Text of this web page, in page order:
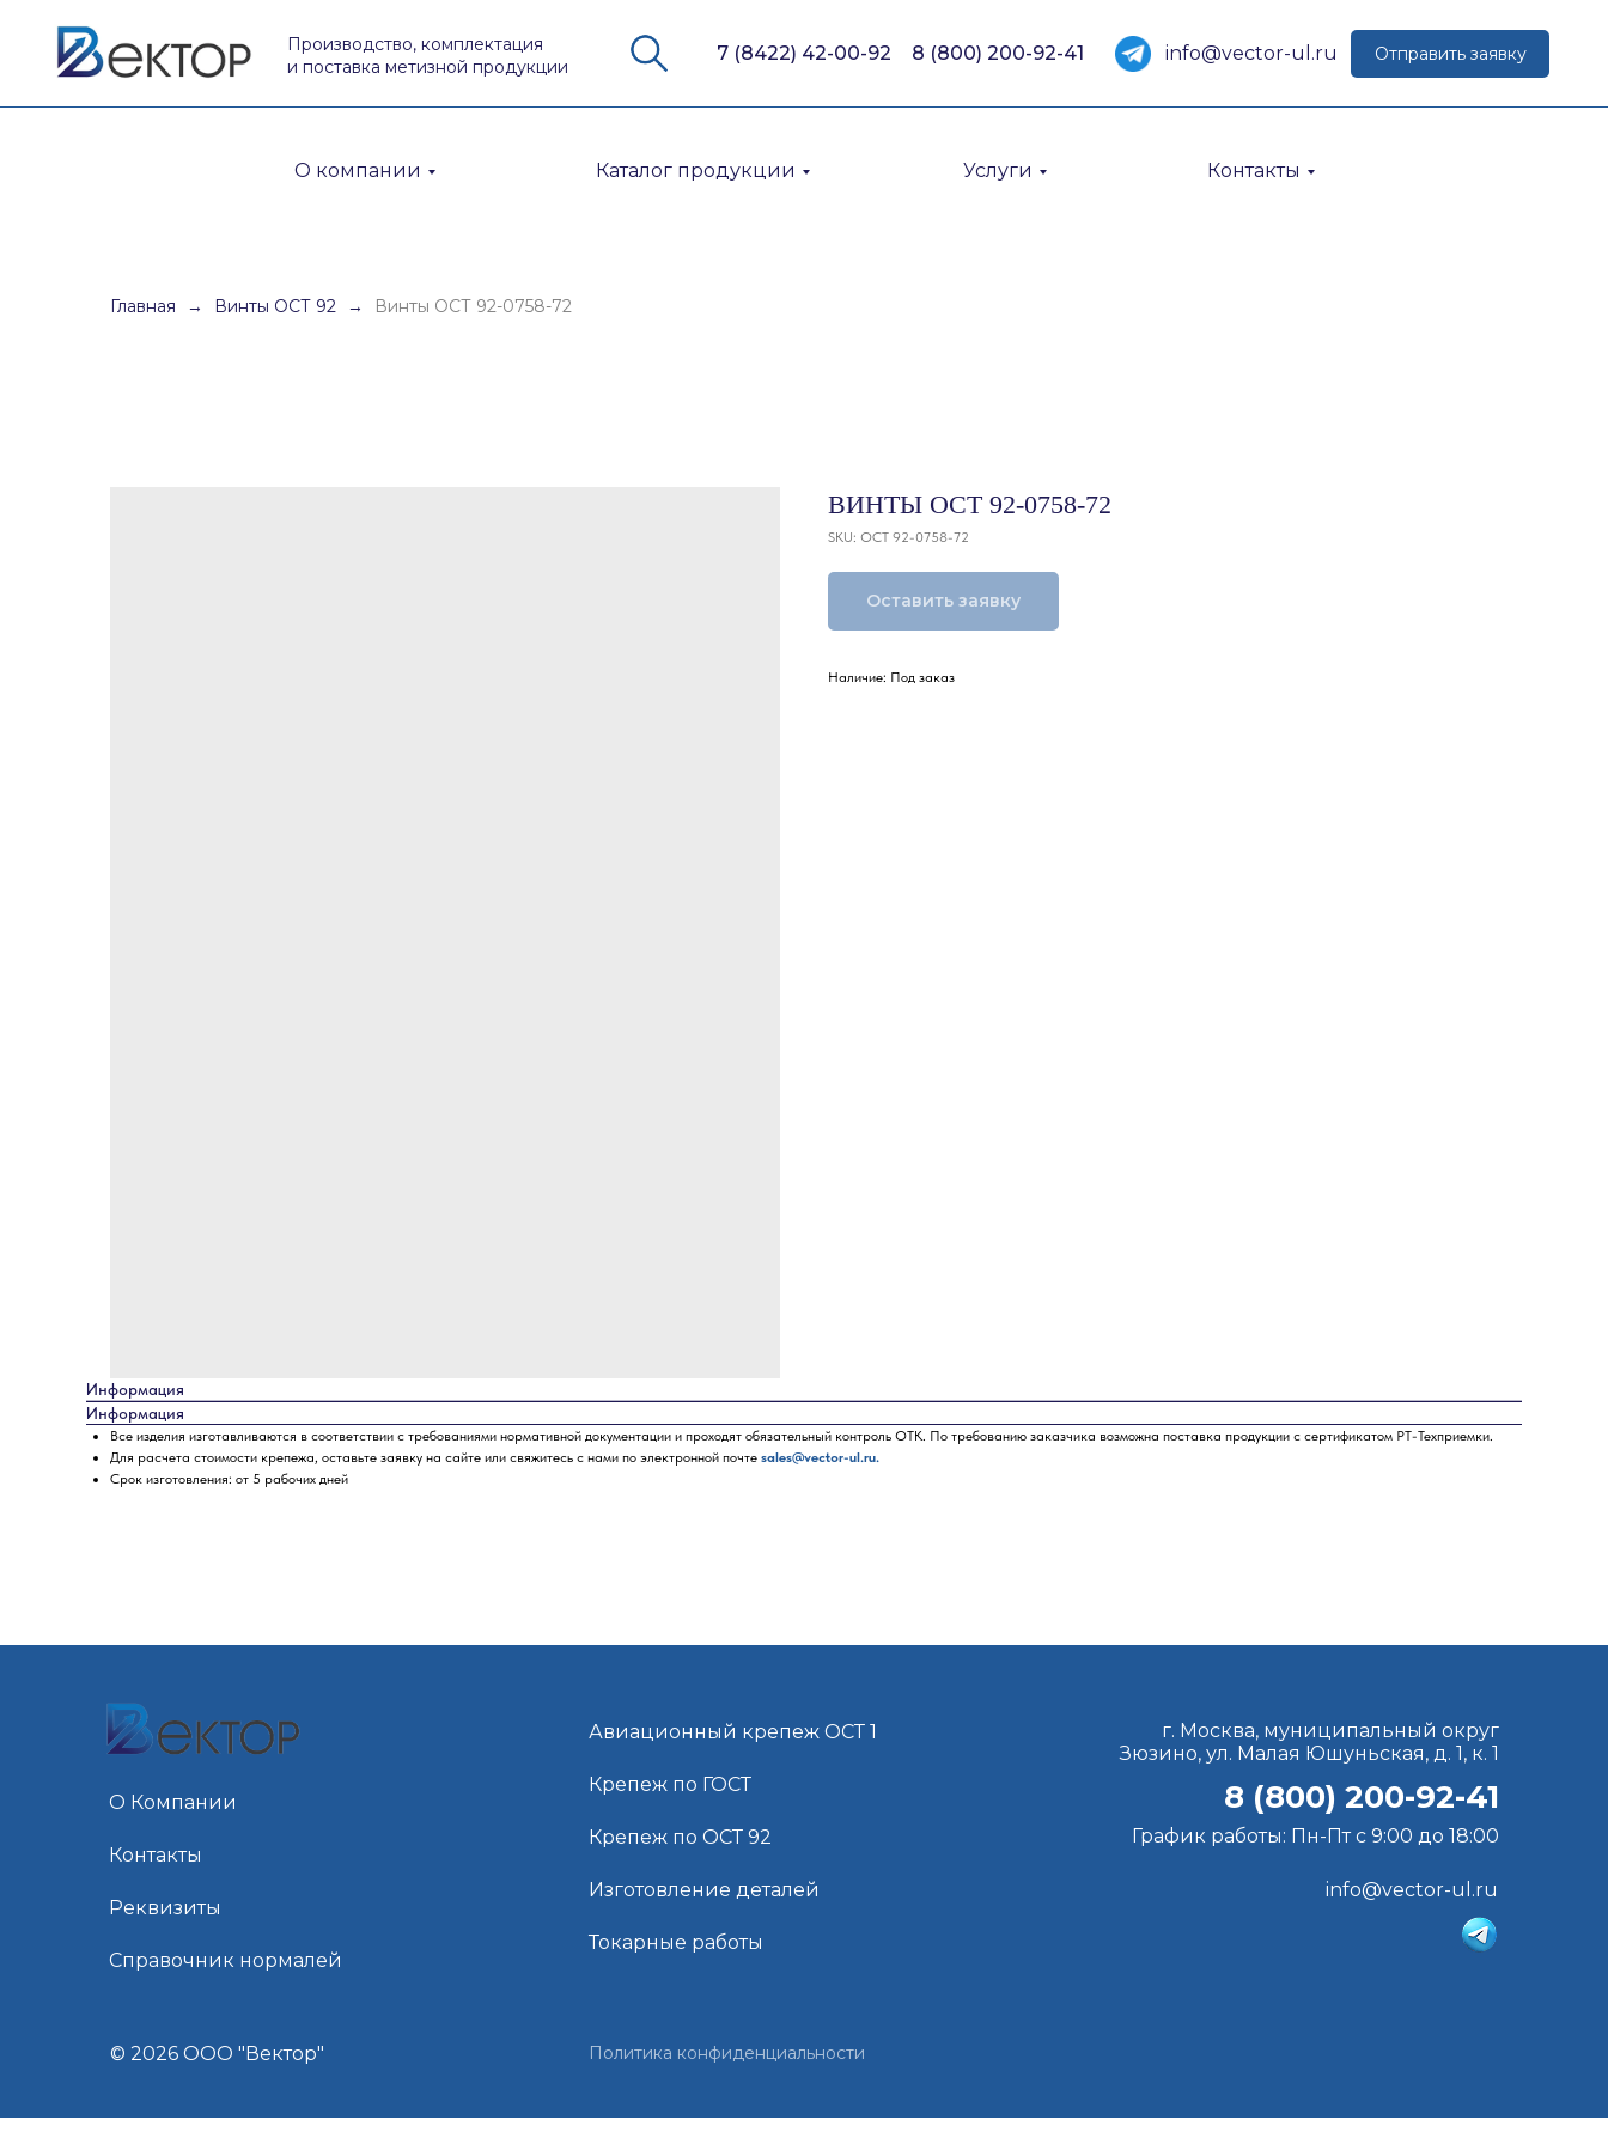
7 (8422) 42-00-92
Производство, комплектация
и поставка метизной продукции
Отправить заявку
8 (800) 200-92-41 info@vector-ul.ru
О компании Каталог продукции Услуги Контакты
Главная Винты ОСТ 92 Винты ОСТ 92-0758-72
ВИНТЫ ОСТ 92-0758-72
SKU: ОСТ 92-0758-72
Оставить заявку
Наличие: Под заказ
Информация
Информация
Все изделия изготавливаются в соответствии с требованиями нормативной документации и проходят обязательный контроль ОТК. По требованию заказчика возможна поставка продукции с сертификатом РТ-Техприемки.
Для расчета стоимости крепежа, оставьте заявку на сайте или свяжитесь с нами по электронной почте sales@vector-ul.ru.
Срок изготовления: от 5 рабочих дней
info@vector-ul.ru
График работы: Пн-Пт с 9:00 до 18:00
г. Москва, муниципальный округ
Зюзино, ул. Малая Юшуньская, д. 1, к. 1
© 2026 ООО "Вектор"
О Компании
Контакты
Реквизиты
Справочник нормалей
Авиационный крепеж ОСТ 1
Крепеж по ГОСТ
Крепеж по ОСТ 92
Изготовление деталей
Токарные работы
Политика конфиденциальности
8 (800) 200-92-41